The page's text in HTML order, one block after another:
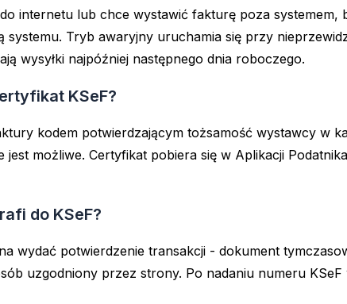
internetu lub chce wystawić fakturę poza systemem,
Tryb awaryjny uruchamia się przy
wysyłki najpóźniej następnego dnia roboczego.
KSeF?
kodem potwierdzającym tożsamość wystawcy w
możliwe. Certyfikat pobiera się w Aplikacji
do KSeF?
wydać potwierdzenie transakcji - dokument
uzgodniony przez strony. Po nadaniu numeru